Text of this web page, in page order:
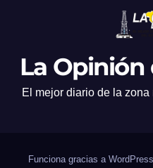
La Opinión
El mejor diario de la
Funciona gracias a WordPress